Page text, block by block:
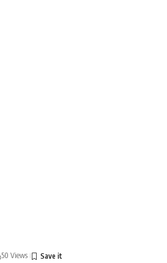
50 Views